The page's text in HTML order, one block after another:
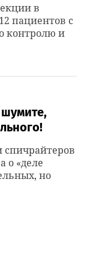
в
пациентов с
контролю и
спичрайтеров
о «деле
но